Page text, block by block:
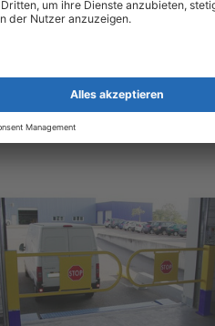
Anfahrpuffer, starr, 1 Paar, BULA21